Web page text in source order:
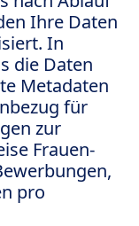
Ihre Daten
In
die Daten
Metadaten
für
zur
Frauen-
pro